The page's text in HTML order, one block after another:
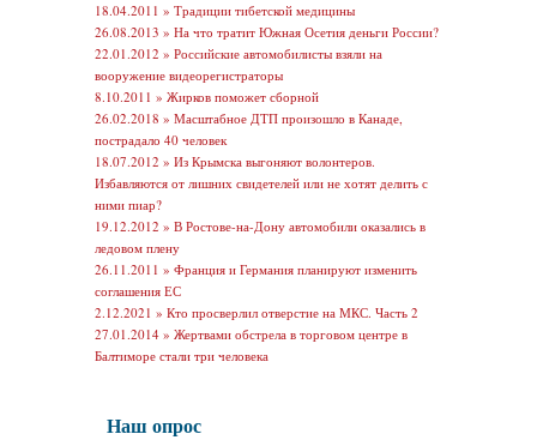
18.04.2011 » Традиции тибетской медицины
26.08.2013 » На что тратит Южная Осетия деньги России?
22.01.2012 » Российские автомобилисты взяли на
вооружение видеорегистраторы
8.10.2011 » Жирков поможет сборной
26.02.2018 » Масштабное ДТП произошло в Канаде,
пострадало 40 человек
18.07.2012 » Из Крымска выгоняют волонтеров.
Избавляются от лишних свидетелей или не хотят делить с
ними пиар?
19.12.2012 » В Ростове-на-Дону автомобили оказались в
ледовом плену
26.11.2011 » Франция и Германия планируют изменить
соглашения ЕС
2.12.2021 » Кто просверлил отверстие на МКС. Часть 2
27.01.2014 » Жертвами обстрела в торговом центре в
Балтиморе стали три человека
Наш опрос